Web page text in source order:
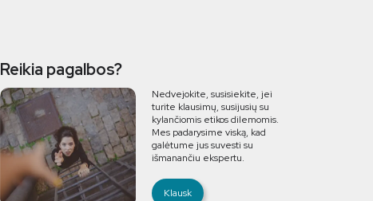
Reikia pagalbos?
Nedvejokite, susisiekite, jei
turite klausimų, susijusių su
kylančiomis etikos dilemomis.
Mes padarysime viską, kad
galėtume jus suvesti su
išmanančiu ekspertu.
Klausk